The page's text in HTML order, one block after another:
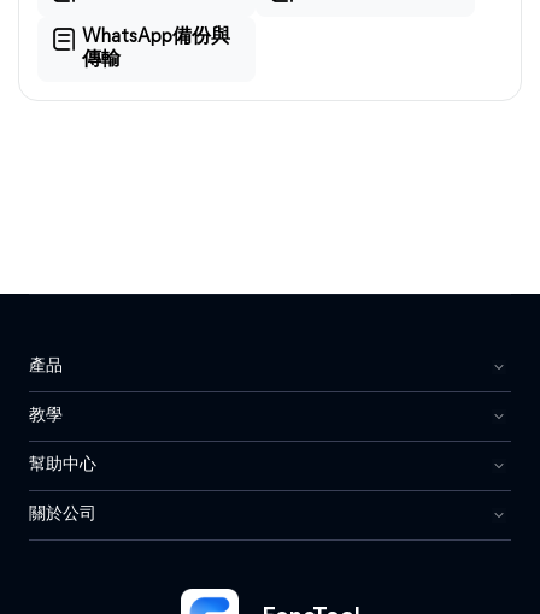
WhatsApp備份與
傳輸
產品
教學
幫助中心
關於公司